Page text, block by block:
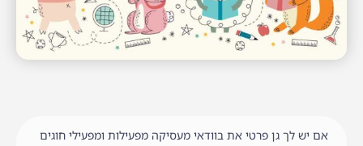
אם יש לך גן פרטי את בוודאי מעסיקה מפעילות ומפעילי חוגים